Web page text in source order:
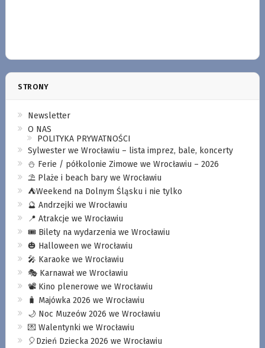
STRONY
Newsletter
O NAS
POLITYKA PRYWATNOŚCI
Sylwester we Wrocławiu – lista imprez, bale, koncerty
⛄️ Ferie / półkolonie Zimowe we Wrocławiu – 2026
⛱️ Plaże i beach bary we Wrocławiu
⛺️Weekend na Dolnym Śląsku i nie tylko
🔮 Andrzejki we Wrocławiu
📍 Atrakcje we Wrocławiu
🎟️ Bilety na wydarzenia we Wrocławiu
🎃 Halloween we Wrocławiu
🎤 Karaoke we Wrocławiu
🎭 Karnawał we Wrocławiu
📽️ Kino plenerowe we Wrocławiu
🧳 Majówka 2026 we Wrocławiu
🌙 Noc Muzeów 2026 we Wrocławiu
💌 Walentynki we Wrocławiu
🎈Dzień Dziecka 2026 we Wrocławiu